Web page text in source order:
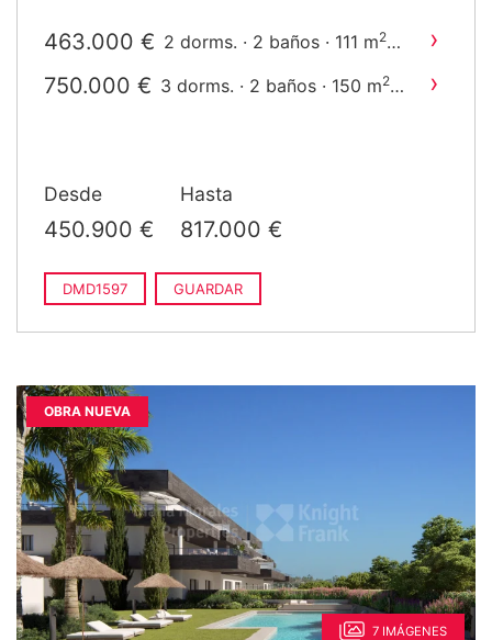
463.000 € 2 dorms. · 2 baños · 111 m2 ›
750.000 € 3 dorms. · 2 baños · 150 m2 ›
Desde
450.900 €
Hasta
817.000 €
DMD1597 GUARDAR
OBRA NUEVA
7 IMÁGENES